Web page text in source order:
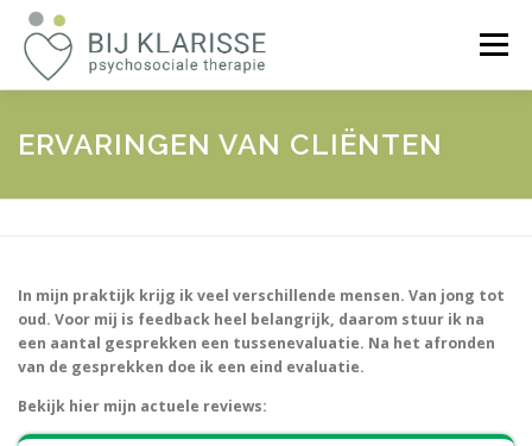
naar
inhoud
Menu
WELKOM VOOR WIE? OVER KLARISSE
ERVARINGEN VAN CLIËNTEN
In mijn praktijk krijg ik veel verschillende mensen. Van jong tot
oud. Voor mij is feedback heel belangrijk, daarom stuur ik na
een aantal gesprekken een tussenevaluatie. Na het afronden
van de gesprekken doe ik een eind evaluatie.
Bekijk hier mijn actuele reviews: